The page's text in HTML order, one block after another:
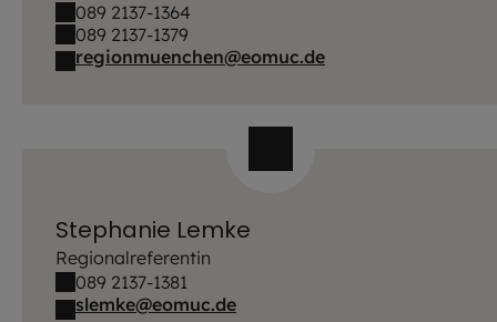
089 2137-1364
089 2137-1379
regionmuenchen@eomuc.de
Stephanie Lemke
Regionalreferentin
089 2137-1381
slemke@eomuc.de